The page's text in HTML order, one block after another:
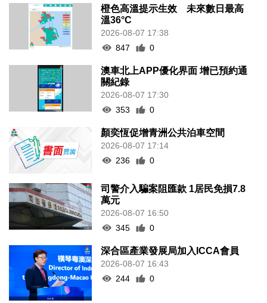
橙色高溫提示生效 未來數日最高
溫36°C
2026-08-07 17:38
847
0
澳車北上APP優化界面 增已預約通
關紀錄
2026-08-07 17:30
353
0
顏奕恆促增青洲公共泊車空間
2026-08-07 17:14
236
0
司警介入騙案阻匯款 1居民免損7.8
萬元
2026-08-07 16:50
345
0
深合區產業發展局加入ICCA會員
2026-08-07 16:43
244
0